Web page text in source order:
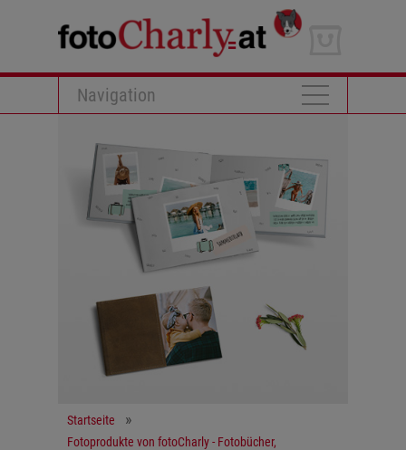
Navigation
Startseite
Fotoprodukte von fotoCharly - Fotobücher,